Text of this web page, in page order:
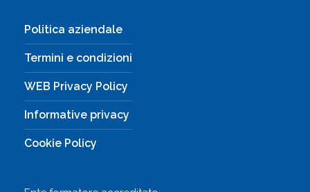
Politica aziendale
Termini e condizioni
WEB Privacy Policy
Informative privacy
Cookie Policy